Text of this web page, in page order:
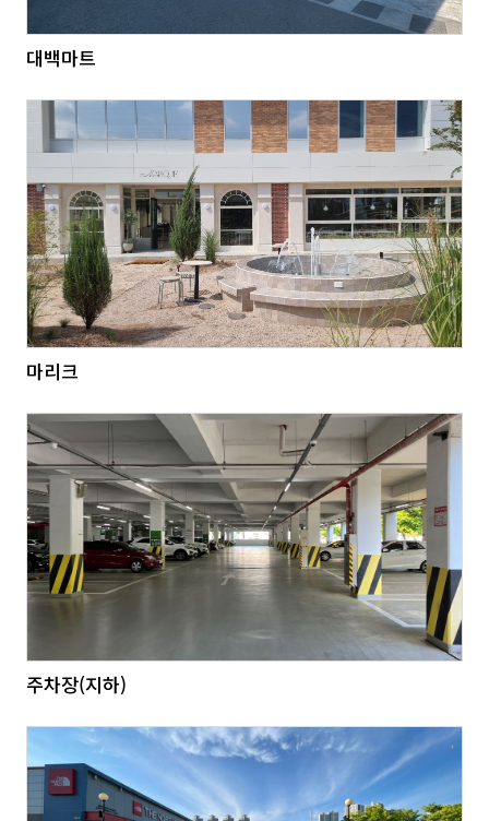
대백마트
마리크
주차장(지하)